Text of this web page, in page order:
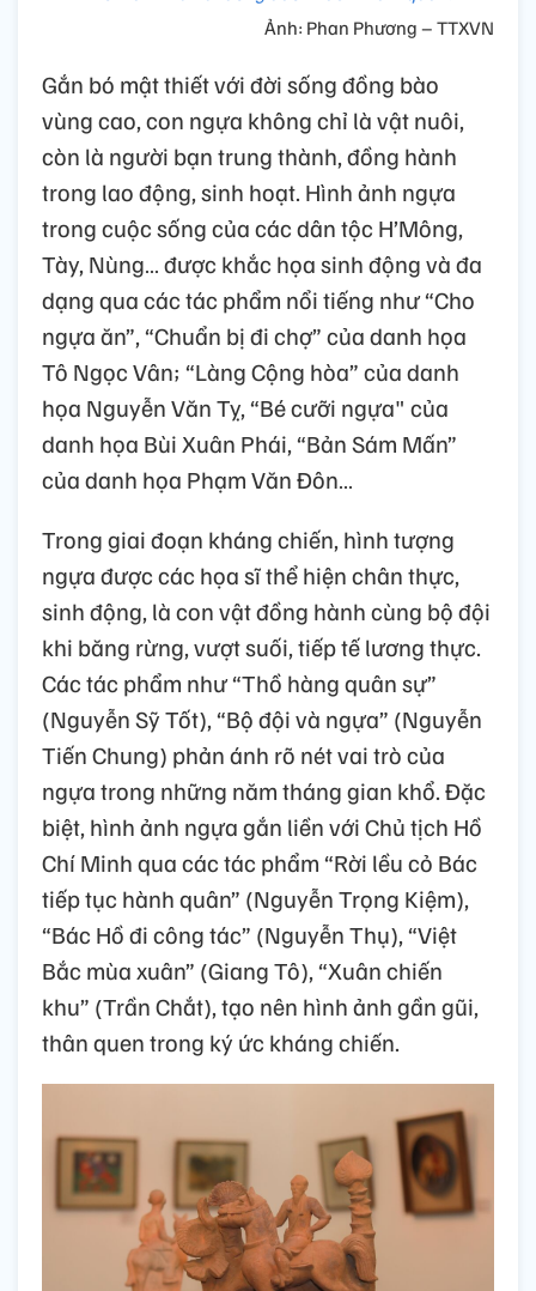
Ảnh: Phan Phương – TTXVN
Gắn bó mật thiết với đời sống đồng bào
vùng cao, con ngựa không chỉ là vật nuôi,
còn là người bạn trung thành, đồng hành
trong lao động, sinh hoạt. Hình ảnh ngựa
trong cuộc sống của các dân tộc H’Mông,
Tày, Nùng… được khắc họa sinh động và đa
dạng qua các tác phẩm nổi tiếng như “Cho
ngựa ăn”, “Chuẩn bị đi chợ” của danh họa
Tô Ngọc Vân; “Làng Cộng hòa” của danh
họa Nguyễn Văn Tỵ, “Bé cưỡi ngựa" của
danh họa Bùi Xuân Phái, “Bản Sám Mấn”
của danh họa Phạm Văn Đôn…
Trong giai đoạn kháng chiến, hình tượng
ngựa được các họa sĩ thể hiện chân thực,
sinh động, là con vật đồng hành cùng bộ đội
khi băng rừng, vượt suối, tiếp tế lương thực.
Các tác phẩm như “Thồ hàng quân sự”
(Nguyễn Sỹ Tốt), “Bộ đội và ngựa” (Nguyễn
Tiến Chung) phản ánh rõ nét vai trò của
ngựa trong những năm tháng gian khổ. Đặc
biệt, hình ảnh ngựa gắn liền với Chủ tịch Hồ
Chí Minh qua các tác phẩm “Rời lều cỏ Bác
tiếp tục hành quân” (Nguyễn Trọng Kiệm),
“Bác Hồ đi công tác” (Nguyễn Thụ), “Việt
Bắc mùa xuân” (Giang Tô), “Xuân chiến
khu” (Trần Chắt), tạo nên hình ảnh gần gũi,
thân quen trong ký ức kháng chiến.